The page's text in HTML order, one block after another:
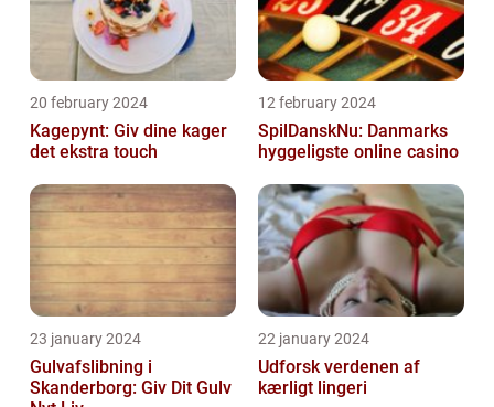
20 february 2024
Kagepynt: Giv dine kager
det ekstra touch
12 february 2024
SpilDanskNu: Danmarks
hyggeligste online casino
23 january 2024
Gulvafslibning i
Skanderborg: Giv Dit Gulv
22 january 2024
Udforsk verdenen af
kærligt lingeri